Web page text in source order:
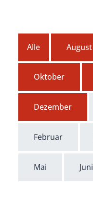
Alle August
Oktober
Dezember
Februar
Mai Juni